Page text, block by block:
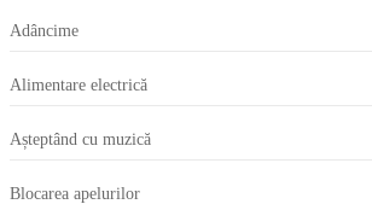
Adâncime
Alimentare electrică
Așteptând cu muzică
Blocarea apelurilor